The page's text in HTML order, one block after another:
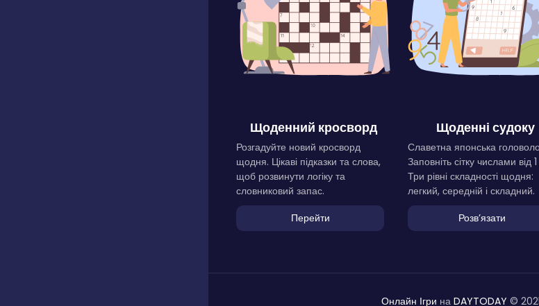
Щоденний кросворд
Розгадуйте новий кросворд
щодня. Цікаві підказки та слова,
щоб розвинути логіку та
словниковий запас.
Перейти
Щоденні судоку
Славетна японська
Заповніть сітку числами від
Три рівні складності щодня:
легкий, середній і складний.
Розвʼязати
Онлайн Ігри на DAYTODAY ©